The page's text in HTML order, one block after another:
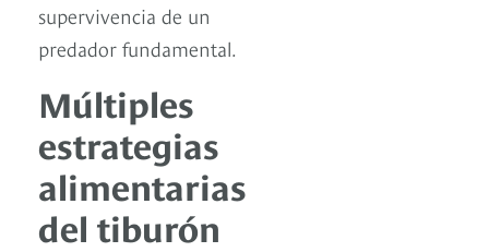
supervivencia de un
predador fundamental.
Múltiples
estrategias
alimentarias
del tiburón